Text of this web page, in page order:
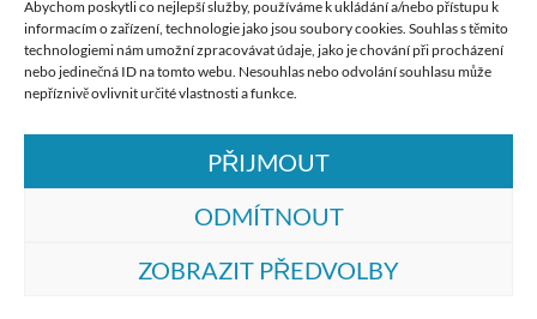
Abychom poskytli co nejlepší služby, používáme k ukládání a/nebo přístupu k
informacím o zařízení, technologie jako jsou soubory cookies. Souhlas s těmito
technologiemi nám umožní zpracovávat údaje, jako je chování při procházení
nebo jedinečná ID na tomto webu. Nesouhlas nebo odvolání souhlasu může
nepříznivě ovlivnit určité vlastnosti a funkce.
PŘIJMOUT
ODMÍTNOUT
ZOBRAZIT PŘEDVOLBY
487 881 111
podatelna@mucl.cz